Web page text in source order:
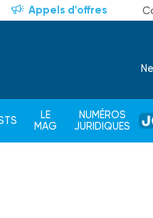
Appels d'offres
LE
MAG
NUMÉROS
JURIDIQUES